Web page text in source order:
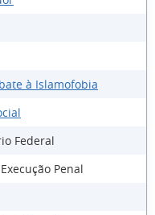
à Islamofobia
Federal
Penal